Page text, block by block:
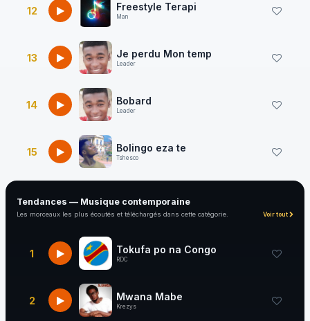
12 Freestyle Terapi
Man
13 Je perdu Mon temp
Leader
14 Bobard
Leader
15 Bolingo eza te
Tshesco
Tendances — Musique contemporaine
Les morceaux les plus écoutés et téléchargés dans cette catégorie. Voir tout
1 Tokufa po na Congo
RDC
2 Mwana Mabe
Krezys